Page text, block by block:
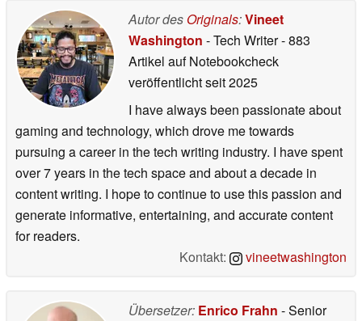
Autor des Originals:Vineet
Washington - Tech Writer- 883
Artikel auf Notebookcheck
veröffentlichtseit 2025
I have always been passionate about
gaming and technology, which drove me towards
pursuing a career in the tech writing industry. I have spent
over 7 years in the tech space and about a decade in
content writing. I hope to continue to use this passion and
generate informative, entertaining, and accurate content
for readers.
Kontakt:
vineetwashington
Übersetzer: Enrico Frahn - Senior